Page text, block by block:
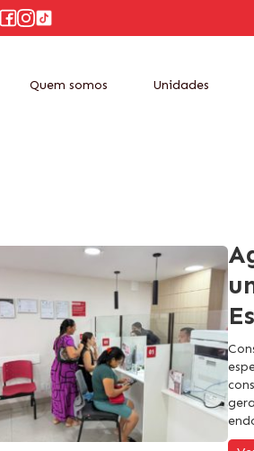
Quem somos Unidades